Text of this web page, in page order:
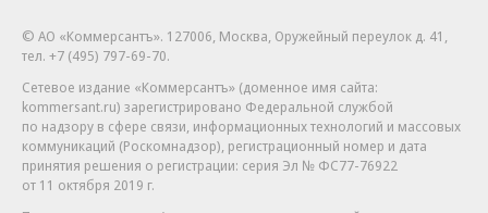
© АО «Коммерсантъ». 127006, Москва, Оружейный переулок д. 41,
тел. +7 (495) 797-69-70.
Сетевое издание «Коммерсантъ» (доменное имя сайта:
kommersant.ru) зарегистрировано Федеральной службой
по надзору в сфере связи, информационных технологий и массовых
коммуникаций (Роскомнадзор), регистрационный номер и дата
принятия решения о регистрации: серия Эл № ФС77-76922
от 11 октября 2019 г.